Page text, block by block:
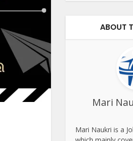
ABOUT
Mari
Mari Naukri is a